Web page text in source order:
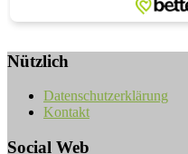
Nützlich
Datenschutzerklärung
Kontakt
Social Web